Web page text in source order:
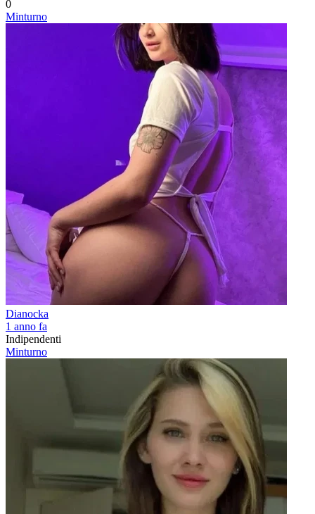
0
Minturno
Dianocka
1 anno fa
Indipendenti
Minturno